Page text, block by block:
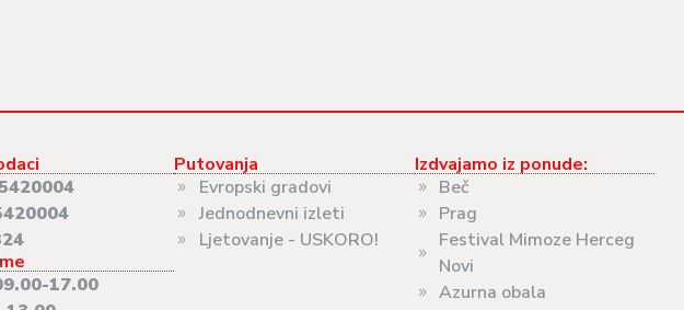
17.00
Putovanja
Evropski gradovi
Jednodnevni izleti
Ljetovanje - USKORO!
Izdvajamo iz ponude:
Beč
Prag
Festival Mimoze Herceg
Novi
Azurna obala